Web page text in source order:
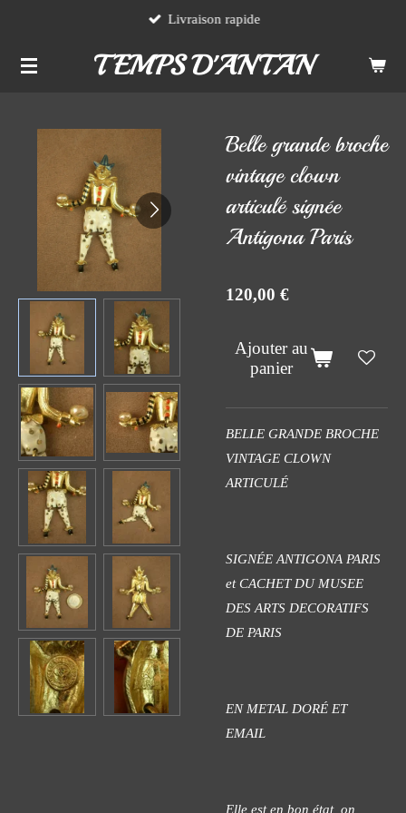
contenu
TEMPS D'ANTAN
Livraison rapide
Belle grande broche
vintage clown
articulé signée
Antigona Paris
120,00 €
Ajouter au
panier
BELLE GRANDE BROCHE
VINTAGE CLOWN
ARTICULÉ
SIGNÉE ANTIGONA PARIS
et CACHET DU MUSEE
DES ARTS DECORATIFS
DE PARIS
EN METAL DORÉ ET
EMAIL
Elle est en bon état, on